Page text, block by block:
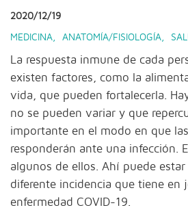
2020/12/19
MEDICINA ANATOMÍA/FISIOLOGÍA
La respuesta inmune de cada
existen factores, como la
vida, que pueden fortalecerla.
no se pueden variar y que
importante en el modo en que
responderán ante una infección.
algunos de ellos. Ahí puede estar
diferente incidencia que tiene en
enfermedad COVID-19.